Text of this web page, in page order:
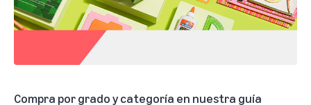
Compra por grado y categoría en nuestra guía